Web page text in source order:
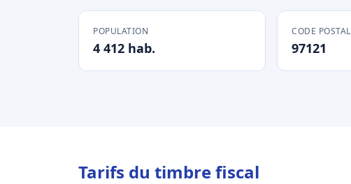
POPULATION
4 412 hab.
CODE POSTAL
97121
Tarifs du timbre fiscal